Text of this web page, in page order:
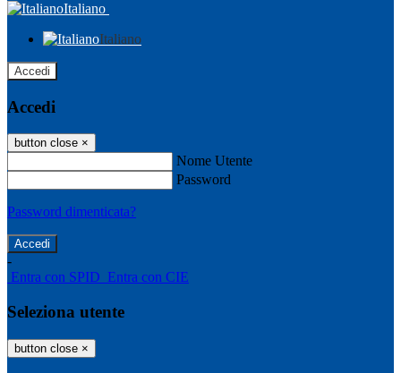
Italiano
Italiano
Accedi
Accedi
button close ×
Nome Utente
Password
Password dimenticata?
-
Entra con SPID Entra con CIE
Seleziona utente
button close ×